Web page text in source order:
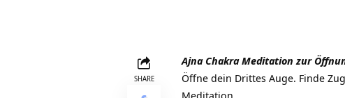
SHARE
Ajna Chakra Meditation zur
Öffne dein Drittes Auge. Finde